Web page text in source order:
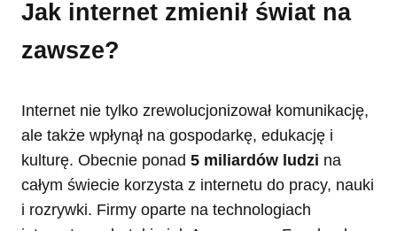
Jak internet zmienił świat na
zawsze?
Internet nie tylko zrewolucjonizował komunikację,
ale także wpłynął na gospodarkę, edukację i
kulturę. Obecnie ponad 5 miliardów ludzi na
całym świecie korzysta z internetu do pracy, nauki
i rozrywki. Firmy oparte na technologiach